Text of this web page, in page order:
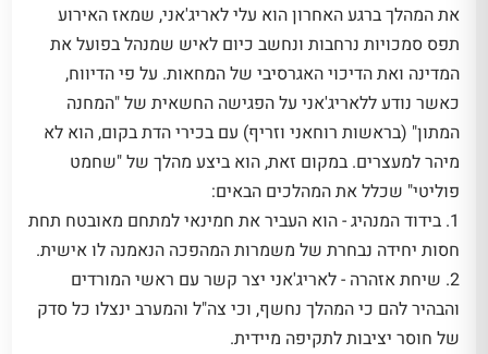
את המהלך ברגע האחרון הוא עלי לאריג'אני, שמאז האירוע
תפס סמכויות נרחבות ונחשב כיום לאיש שמנהל בפועל את
המדינה ואת הדיכוי האגרסיבי של המחאות. על פי הדיווח,
כאשר נודע ללאריג'אני על הפגישה החשאית של "המחנה
המתון" (בראשות רוחאני וזריף) עם בכירי הדת בקום, הוא לא
מיהר למעצרים. במקום זאת, הוא ביצע מהלך של "שחמט
פוליטי" שכלל את המהלכים הבאים:
1. בידוד המנהיג - הוא העביר את חמינאי למתחם מאובטח תחת
חסות יחידה נבחרת של משמרות המהפכה הנאמנה לו אישית.
2. שיחת אזהרה - לאריג'אני יצר קשר עם ראשי המורדים
והבהיר להם כי המהלך נחשף, וכי צה"ל והמערב ינצלו כל סדק
של חוסר יציבות לתקיפה מיידית.